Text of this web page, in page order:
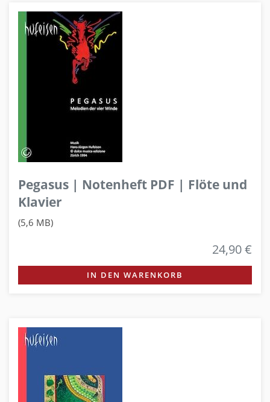
Pegasus | Notenheft PDF | Flöte und
Klavier
(5,6 MB)
24,90 €
IN DEN WARENKORB